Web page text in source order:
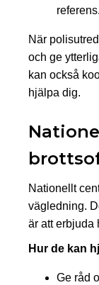
referens.
När
och ge
kan också
hjälpa dig.
Nationellt
vägledning.
är att erbjuda
Hur de kan
Ge råd